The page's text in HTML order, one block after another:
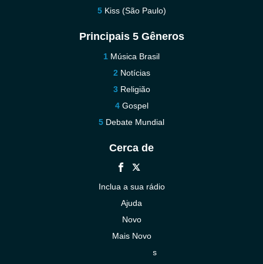
Kiss (São Paulo)
Principais 5 Gêneros
Música Brasil
Notícias
Religião
Gospel
Debate Mundial
Cerca de
Inclua a sua rádio
Ajuda
Novo
Mais Novo
Contacte-nos